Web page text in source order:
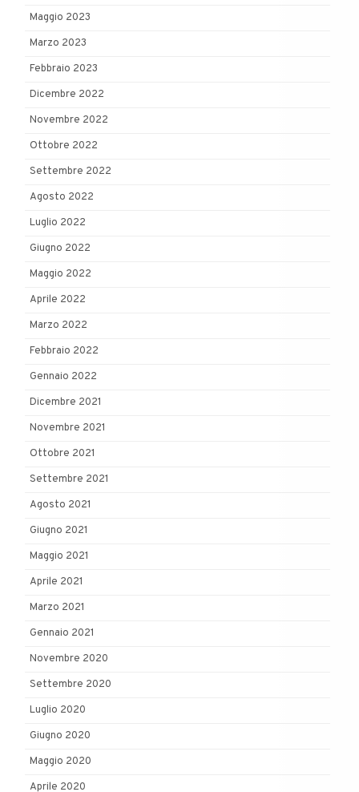
Maggio 2023
Marzo 2023
Febbraio 2023
Dicembre 2022
Novembre 2022
Ottobre 2022
Settembre 2022
Agosto 2022
Luglio 2022
Giugno 2022
Maggio 2022
Aprile 2022
Marzo 2022
Febbraio 2022
Gennaio 2022
Dicembre 2021
Novembre 2021
Ottobre 2021
Settembre 2021
Agosto 2021
Giugno 2021
Maggio 2021
Aprile 2021
Marzo 2021
Gennaio 2021
Novembre 2020
Settembre 2020
Luglio 2020
Giugno 2020
Maggio 2020
Aprile 2020